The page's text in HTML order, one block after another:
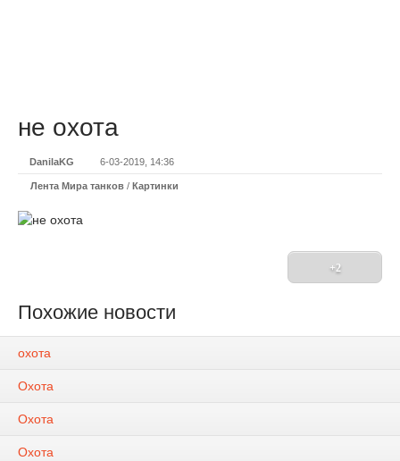
не охота
DanilaKG 6-03-2019, 14:36
Лента Мира танков / Картинки
+2
Похожие новости
охота
Охота
Охота
Охота